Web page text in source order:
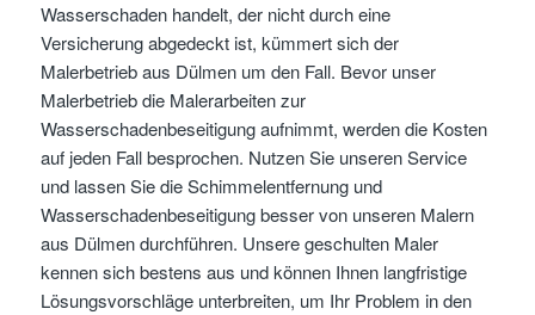
Wasserschaden handelt, der nicht durch eine
Versicherung abgedeckt ist, kümmert sich der
Malerbetrieb aus Dülmen um den Fall. Bevor unser
Malerbetrieb die Malerarbeiten zur
Wasserschadenbeseitigung aufnimmt, werden die Kosten
auf jeden Fall besprochen. Nutzen Sie unseren Service
und lassen Sie die Schimmelentfernung und
Wasserschadenbeseitigung besser von unseren Malern
aus Dülmen durchführen. Unsere geschulten Maler
kennen sich bestens aus und können Ihnen langfristige
Lösungsvorschläge unterbreiten, um Ihr Problem in den